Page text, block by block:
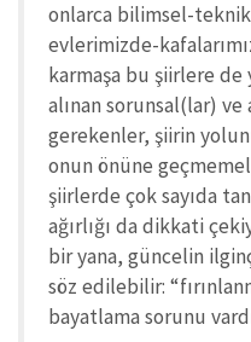
onlarca bilimsel-
evlerimizde-
karmaşa bu şiirlere de
alınan sorunsal(lar) ve
gerekenler, şiirin
onun önüne
şiirlerde çok sayıda
ağırlığı da dikkati
bir yana, güncelin
söz edilebilir:
bayatlama sorunu